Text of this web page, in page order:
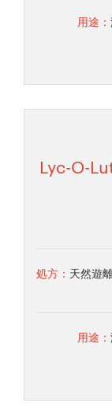
用途：
Lyc-O-
処方： 天然遊
用途：